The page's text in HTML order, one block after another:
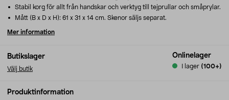
Butikslager
Välj butik
Onlinelager
I lager (100+)
Stabil korg för allt från handskar och verktyg till tejprullar och småprylar.
Mått (B x D x H): 61 x 31 x 14 cm. Skenor säljs separat.
Mer information
Produktinformation